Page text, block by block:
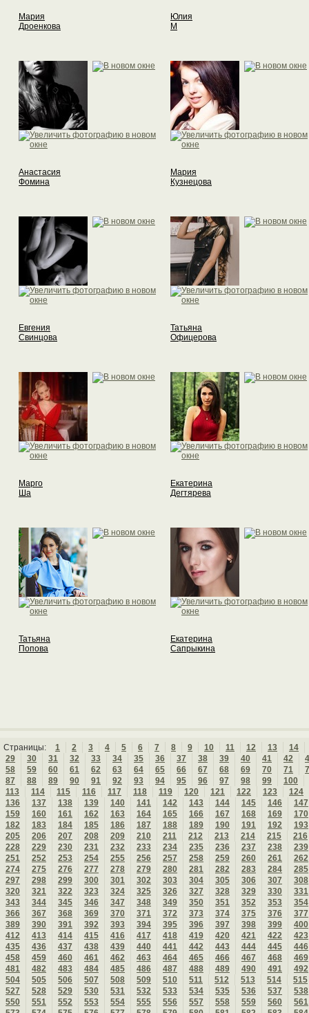
Мария
Дроенкова
Юлия
М
Анастасия
Фомина
Мария
Кузнецова
Евгения
Свинцова
Татьяна
Офицерова
Марго
Ша
Екатерина
Дегтярева
Татьяна
Попова
Екатерина
Сапрыкина
Страницы: 1 2 3 4 5 6 7 8 9 10 11 12 13
14
29
30 31 32 33 34 35 36 37 38 39 40 41 42
58
59 60 61 62 63 64 65 66 67 68 69 70 71
87
88 89 90 91 92 93 94 95 96 97 98 99
100
113
114 115 116 117 118 119 120 121 122 123
124
136
137 138 139 140 141 142 143 144 145 146
147
159
160 161 162 163 164 165 166 167 168 169
170
182
183 184 185 186 187 188 189 190 191 192
193
205
206 207 208 209 210 211 212 213 214 215
216
228
229 230 231 232 233 234 235 236 237 238
239
251
252 253 254 255 256 257 258 259 260 261
262
274
275 276 277 278 279 280 281 282 283 284
285
297
298 299 300 301 302 303 304 305 306 307
308
320
321 322 323 324 325 326 327 328 329 330
331
343
344 345 346 347 348 349 350 351 352 353
354
366
367 368 369 370 371 372 373 374 375 376
377
389
390 391 392 393 394 395 396 397 398 399
400
412
413 414 415 416 417 418 419 420 421 422
423
435
436 437 438 439 440 441 442 443 444 445
446
458
459 460 461 462 463 464 465 466 467 468
469
481
482 483 484 485 486 487 488 489 490 491
492
504
505 506 507 508 509 510 511 512 513 514
515
527
528 529 530 531 532 533 534 535 536 537
538
550
551 552 553 554 555 556 557 558 559 560
561